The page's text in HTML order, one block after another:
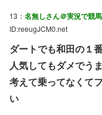
13： 名無しさん＠実況で競
ID:reeugJCM0.net
ダートでも和田の１
人気してもダメでう
考えて乗ってなくて
い